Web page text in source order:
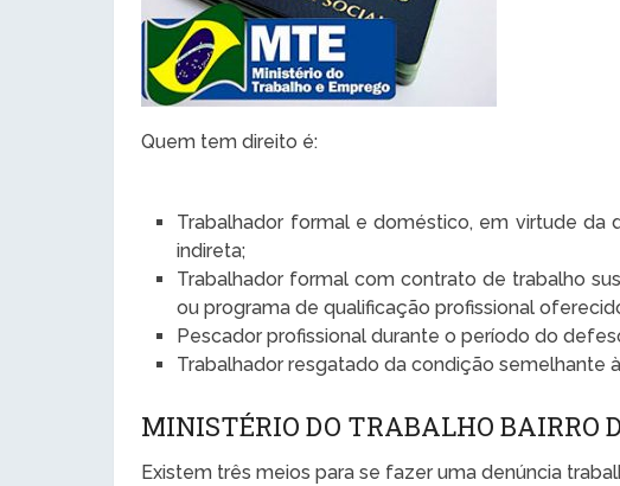
Quem tem direito é:
Trabalhador formal e doméstico, em virtude da
indireta;
Trabalhador formal com contrato de trabalho
ou programa de qualificação profissional
Pescador profissional durante o período do
Trabalhador resgatado da condição semelhante
MINISTÉRIO DO TRABALHO BAIRRO
Existem três meios para se fazer uma denúncia